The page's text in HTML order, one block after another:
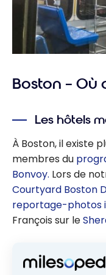
Boston – Où
Les hôtels
À Boston, il existe
membres du
Bonvoy. Lors de
Courtyard Boston
reportage-photos
François sur le